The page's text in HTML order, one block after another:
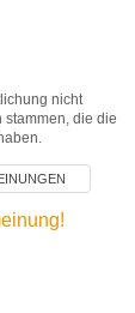
nicht
stammen, die die